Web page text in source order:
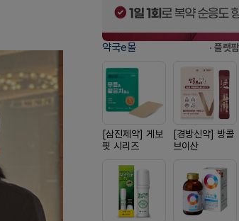
약국e몰 · 플랫팜
[삼진제약] 게보
핏 시리즈
[경방신약] 방콜
브이산